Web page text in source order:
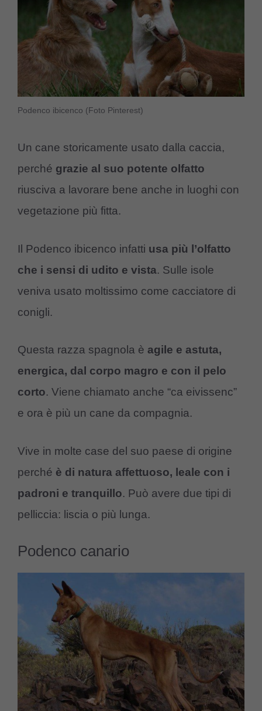
Podenco ibicenco (Foto Pinterest)
Un cane storicamente usato dalla caccia,
perché grazie al suo potente olfatto
riusciva a lavorare bene anche in luoghi con
vegetazione più fitta.
Il Podenco ibicenco infatti usa più l’olfatto
che i sensi di udito e vista. Sulle isole
veniva usato moltissimo come cacciatore di
conigli.
Questa razza spagnola è agile e astuta,
energica, dal corpo magro e con il pelo
corto. Viene chiamato anche “ca eivissenc”
e ora è più un cane da compagnia.
Vive in molte case del suo paese di origine
perché è di natura affettuoso, leale con i
padroni e tranquillo. Può avere due tipi di
pelliccia: liscia o più lunga.
Podenco canario